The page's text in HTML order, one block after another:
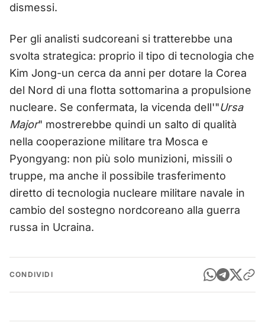
dismessi.
Per gli analisti sudcoreani si tratterebbe una
svolta strategica: proprio il tipo di tecnologia che
Kim Jong-un cerca da anni per dotare la Corea
del Nord di una flotta sottomarina a propulsione
nucleare. Se confermata, la vicenda dell'"Ursa
Major" mostrerebbe quindi un salto di qualità
nella cooperazione militare tra Mosca e
Pyongyang: non più solo munizioni, missili o
truppe, ma anche il possibile trasferimento
diretto di tecnologia nucleare militare navale in
cambio del sostegno nordcoreano alla guerra
russa in Ucraina.
CONDIVIDI